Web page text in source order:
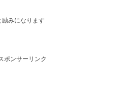
励みになります
ポンサーリンク